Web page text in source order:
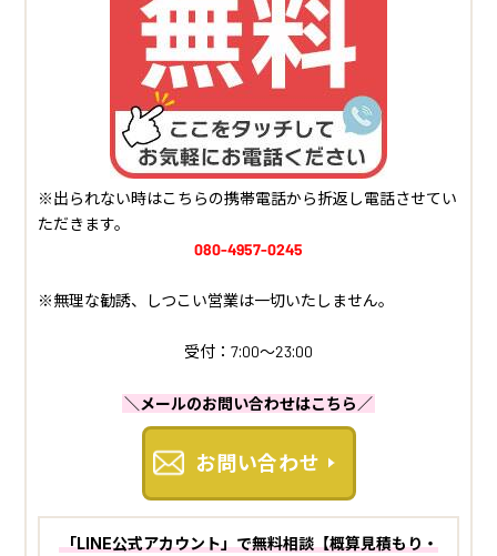
※出られない時はこちらの携帯電話から折返し電話させてい
ただきます。
080-4957-0245
※無理な勧誘、しつこい営業は一切いたしません。
受付：7:00～23:00
＼メールのお問い合わせはこちら／
お問い合わせ
「LINE公式アカウント」で無料相談【概算見積もり・